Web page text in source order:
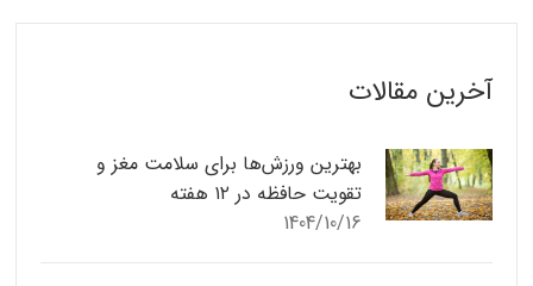
آخرین مقالات
بهترین ورزش‌ها برای سلامت مغز و
تقویت حافظه در ۱۲ هفته
1404/10/16